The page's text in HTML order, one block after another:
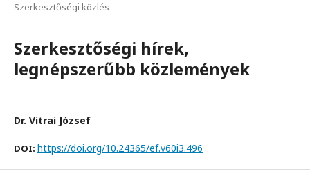
Szerkesztőségi közlés
Szerkesztőségi hírek,
legnépszerűbb közlemények
Dr. Vitrai József
DOI: https://doi.org/10.24365/ef.v60i3.496